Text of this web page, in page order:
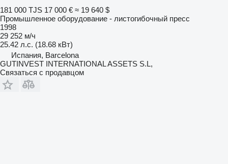
181 000 TJS 17 000 € ≈ 19 640 $
Промышленное оборудование - листогибочный пресс
1998
29 252 м/ч
25.42 л.с. (18.68 кВт)
Испания, Barcelona
GUTINVEST INTERNATIONAL ASSETS S.L,
Связаться с продавцом